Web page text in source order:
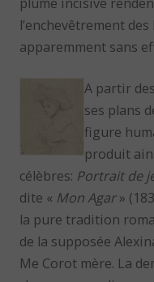
l’enchevêtrement
apparemment sans
A partir
ses plans
figure
produit
célèbres: Portrait de
dite « Mon Agar»
la pure tradition
de la supposée
Me Corot mère. La